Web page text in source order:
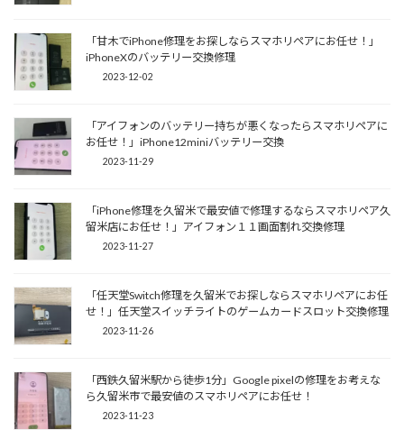
「甘木でiPhone修理をお探しならスマホリペアにお任せ！」
iPhoneXのバッテリー交換修理
2023-12-02
「アイフォンのバッテリー持ちが悪くなったらスマホリペアに
お任せ！」iPhone12miniバッテリー交換
2023-11-29
「iPhone修理を久留米で最安値で修理するならスマホリペア久
留米店にお任せ！」アイフォン１１画面割れ交換修理
2023-11-27
「任天堂Switch修理を久留米でお探しならスマホリペアにお任
せ！」任天堂スイッチライトのゲームカードスロット交換修理
2023-11-26
「西鉄久留米駅から徒歩1分」Google pixelの修理をお考えな
ら久留米市で最安値のスマホリペアにお任せ！
2023-11-23